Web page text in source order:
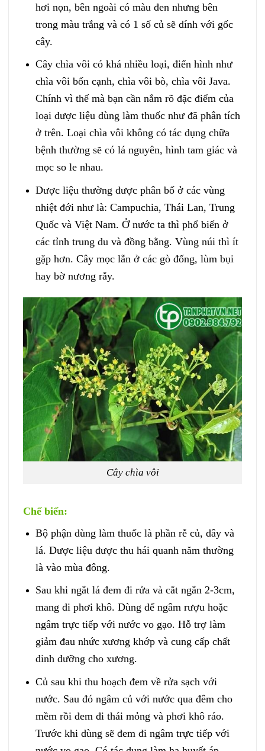
hơi nọn, bên ngoài có màu đen nhưng bên
trong màu trắng và có 1 số củ sẽ dính với gốc
cây.
Cây chìa vôi có khá nhiều loại, điển hình như
chìa vôi bốn cạnh, chìa vôi bò, chìa vôi Java.
Chính vì thế mà bạn cần nắm rõ đặc điểm của
loại dược liệu dùng làm thuốc như đã phân tích
ở trên. Loại chìa vôi không có tác dụng chữa
bệnh thường sẽ có lá nguyên, hình tam giác và
mọc so le nhau.
Dược liệu thường được phân bố ở các vùng
nhiệt đới như là: Campuchia, Thái Lan, Trung
Quốc và Việt Nam. Ở nước ta thì phổ biến ở
các tỉnh trung du và đồng bằng. Vùng núi thì ít
gặp hơn. Cây mọc lẫn ở các gò đống, lùm bụi
hay bờ nương rẫy.
Cây chìa vôi
Chế biến:
Bộ phận dùng làm thuốc là phần rễ củ, dây và
lá. Dược liệu được thu hái quanh năm thường
là vào mùa đông.
Sau khi ngắt lá đem đi rửa và cắt ngắn 2-3cm,
mang đi phơi khô. Dùng để ngâm rượu hoặc
ngâm trực tiếp với nước vo gạo. Hỗ trợ làm
giảm đau nhức xương khớp và cung cấp chất
dinh dưỡng cho xương.
Củ sau khi thu hoạch đem về rửa sạch với
nước. Sau đó ngâm củ với nước qua đêm cho
mềm rồi đem đi thái mỏng và phơi khô ráo.
Trước khi dùng sẽ đem đi ngâm trực tiếp với